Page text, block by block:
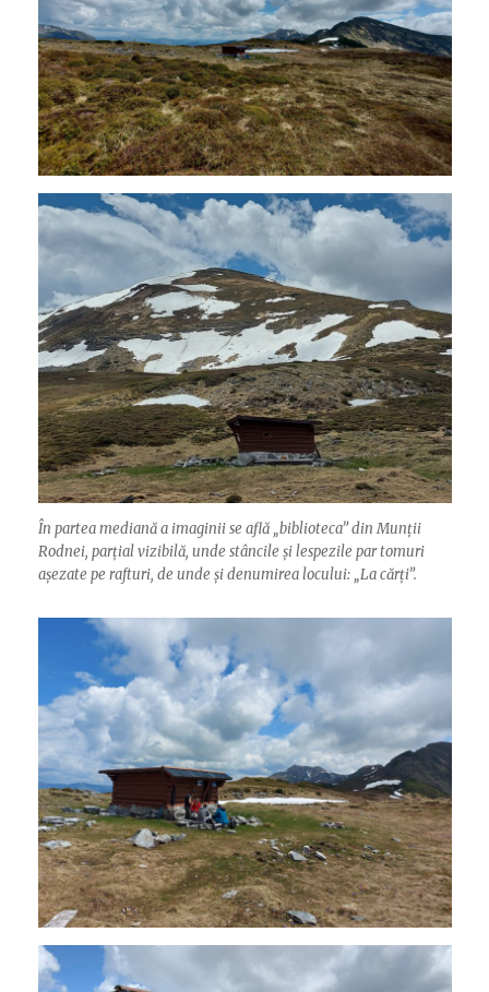
În partea mediană a imaginii se află „biblioteca” din Munții
Rodnei, parțial vizibilă, unde stâncile și lespezile par tomuri
așezate pe rafturi, de unde și denumirea locului: „La cărți”.